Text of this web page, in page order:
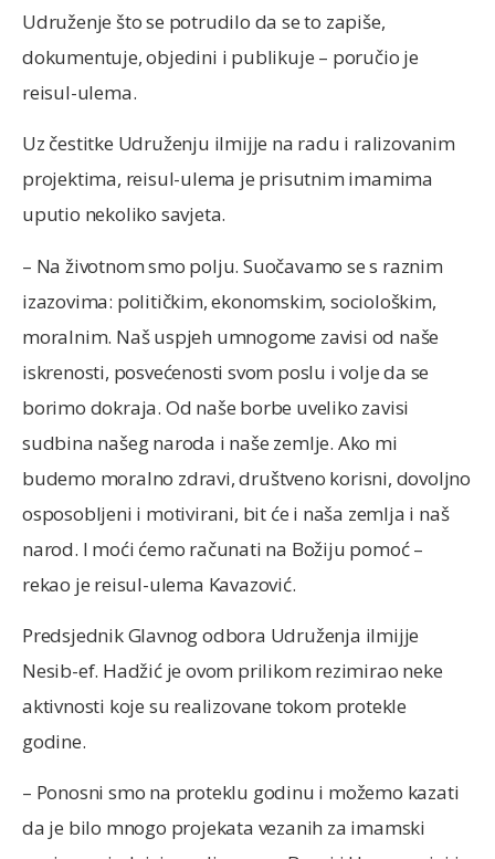
Udruženje što se potrudilo da se to zapiše,
dokumentuje, objedini i publikuje – poručio je
reisul-ulema.
Uz čestitke Udruženju ilmijje na radu i ralizovanim
projektima, reisul-ulema je prisutnim imamima
uputio nekoliko savjeta.
– Na životnom smo polju. Suočavamo se s raznim
izazovima: političkim, ekonomskim, sociološkim,
moralnim. Naš uspjeh umnogome zavisi od naše
iskrenosti, posvećenosti svom poslu i volje da se
borimo dokraja. Od naše borbe uveliko zavisi
sudbina našeg naroda i naše zemlje. Ako mi
budemo moralno zdravi, društveno korisni, dovoljno
osposobljeni i motivirani, bit će i naša zemlja i naš
narod. I moći ćemo računati na Božiju pomoć –
rekao je reisul-ulema Kavazović.
Predsjednik Glavnog odbora Udruženja ilmijje
Nesib-ef. Hadžić je ovom prilikom rezimirao neke
aktivnosti koje su realizovane tokom protekle
godine.
– Ponosni smo na proteklu godinu i možemo kazati
da je bilo mnogo projekata vezanih za imamski